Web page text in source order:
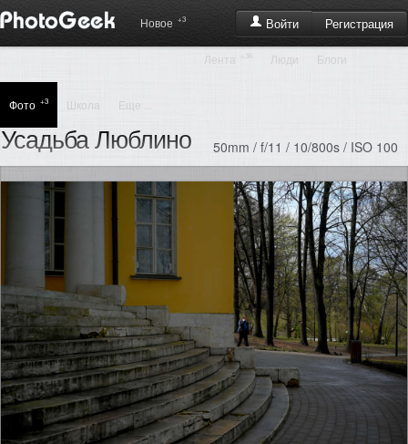
Войти Регистрация
Новое +3
Лента Люди Блоги
Фото +3 Школа Еще ...
Усадьба Люблино 50mm / f/11 / 10/800s / ISO 100